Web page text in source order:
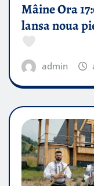
Mâine Ora
lansa noua
admin